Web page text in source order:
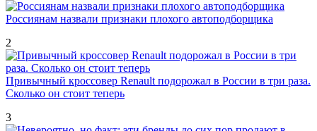
Россиянам назвали признаки плохого автоподборщика
2
Привычный кроссовер Renault подорожал в России в три раза.
Сколько он стоит теперь
3